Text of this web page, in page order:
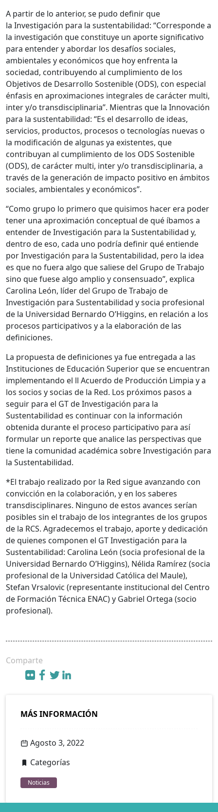
A partir de lo anterior, se pudo definir que
la Investigación para la sustentabilidad: “Corresponde a
la investigación que constituye un aporte significativo
para entender y abordar los desafíos sociales,
ambientales y económicos que hoy enfrenta la
sociedad, contribuyendo al cumplimiento de los
Objetivos de Desarrollo Sostenible (ODS), con especial
énfasis en aproximaciones integrales de carácter multi,
inter y/o transdisciplinaria”. Mientras que la Innovación
para la sustentabilidad: “Es el desarrollo de ideas,
servicios, productos, procesos o tecnologías nuevas o
la modificación de algunas ya existentes, que
contribuyan al cumplimiento de los ODS Sostenible
(ODS), de carácter multi, inter y/o transdisciplinaria, a
través de la generación de impacto positivo en ámbitos
sociales, ambientales y económicos”.
“Como grupo lo primero que quisimos hacer era poder
tener una aproximación conceptual de qué íbamos a
entender de Investigación para la Sustentabilidad y,
dentro de eso, cada uno podría definir qué entiende
por Investigación para la Sustentabilidad, pero la idea
es que no fuera algo que saliese del Grupo de Trabajo
sino que fuese algo amplio y consensuado”, explica
Carolina León, líder del Grupo de Trabajo de
Investigación para Sustentabilidad y socia profesional
de la Universidad Bernardo O’Higgins, en relación a los
procesos participativos y a la elaboración de las
definiciones.
La propuesta de definiciones ya fue entregada a las
Instituciones de Educación Superior que se encuentran
implementando el ll Acuerdo de Producción Limpia y a
los socios y socias de la Red. Los próximos pasos a
seguir para el GT de Investigación para la
Sustentabilidad es continuar con la información
obtenida durante el proceso participativo para así
formular un reporte que analice las perspectivas que
tiene la comunidad académica sobre Investigación para
la Sustentabilidad.
*El trabajo realizado por la Red sigue avanzando con
convicción en la colaboración, y en los saberes
transdisciplinares. Ninguno de estos avances serían
posibles sin el trabajo de los integrantes de los grupos
de la RCS. Agradecemos el trabajo, aporte y dedicación
de quienes componen el GT Investigación para la
Sustentabilidad: Carolina León (socia profesional de la
Universidad Bernardo O’Higgins), Nélida Ramírez (socia
profesional de la Universidad Católica del Maule),
Stefan Vrsalovic (representante institucional del Centro
de Formación Técnica ENAC) y Gabriel Ortega (socio
profesional).
Comparte
MÁS INFORMACIÓN
Agosto 3, 2022
Categorías
Noticias